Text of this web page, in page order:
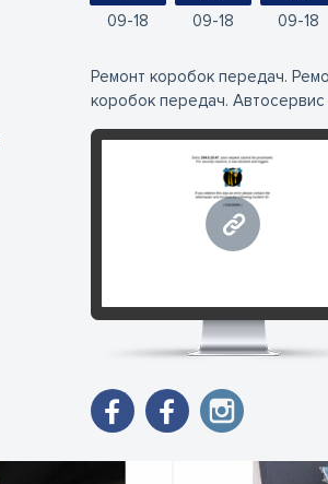
09 18 09 18 09 18
Ремонт коробок передач.
коробок передач. Автосервис